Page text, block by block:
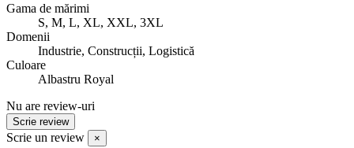
Gama de mărimi
S, M, L, XL, XXL, 3XL
Domenii
Industrie, Construcții, Logistică
Culoare
Albastru Royal
Nu are review-uri
Scrie review
Scrie un review ×